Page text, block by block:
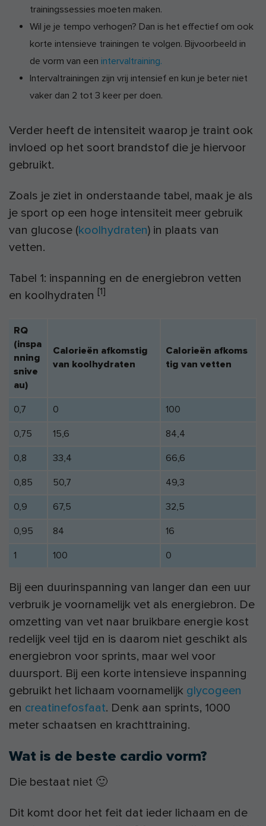
trainingssessies moeten maken.
Wil je je tempo verhogen? Dan is het effectief om ook
korte intensieve trainingen te volgen. Bijvoorbeeld in
de vorm van een intervaltraining.
Intervaltrainingen zijn vrij intensief en kun je beter niet
vaker dan 2 tot 3 keer per doen.
Verder heeft de intensiteit waarop je traint ook
invloed op het soort brandstof die je hiervoor
gebruikt.
Zoals je ziet in onderstaande tabel, maak je als
je sport op een hoge intensiteit meer gebruik
van glucose (koolhydraten) in plaats van
vetten.
Tabel 1: inspanning en de energiebron vetten
en koolhydraten [1]
RQ
(inspa
nning
snive
au)
Calorieën afkomstig
van koolhydraten
Calorieën afkoms
tig van vetten
0,7 0 100
0,75 15,6 84,4
0,8 33,4 66,6
0,85 50,7 49,3
0,9 67,5 32,5
0,95 84 16
1 100 0
Bij een duurinspanning van langer dan een uur
verbruik je voornamelijk vet als energiebron. De
omzetting van vet naar bruikbare energie kost
redelijk veel tijd en is daarom niet geschikt als
energiebron voor sprints, maar wel voor
duursport. Bij een korte intensieve inspanning
gebruikt het lichaam voornamelijk glycogeen
en creatinefosfaat. Denk aan sprints, 1000
meter schaatsen en krachttraining.
Wat is de beste cardio vorm?
Die bestaat niet 🙂
Dit komt door het feit dat ieder lichaam en de